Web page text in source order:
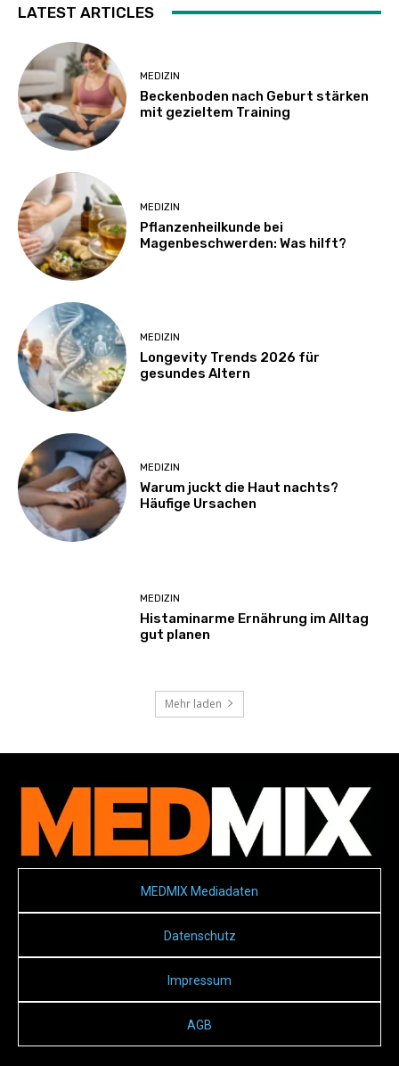
LATEST ARTICLES
MEDIZIN
Beckenboden nach Geburt stärken
mit gezieltem Training
MEDIZIN
Pflanzenheilkunde bei
Magenbeschwerden: Was hilft?
MEDIZIN
Longevity Trends 2026 für
gesundes Altern
MEDIZIN
Warum juckt die Haut nachts?
Häufige Ursachen
MEDIZIN
Histaminarme Ernährung im Alltag
gut planen
Mehr laden
MEDMIX Mediadaten
Datenschutz
Impressum
AGB